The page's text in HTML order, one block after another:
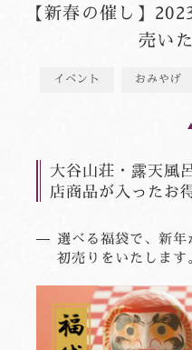
【新春の催し】
売い
イベント おみやげ
大谷山荘・露天風
店商品が入ったお
選べる福袋で、新
初売りをいたします。